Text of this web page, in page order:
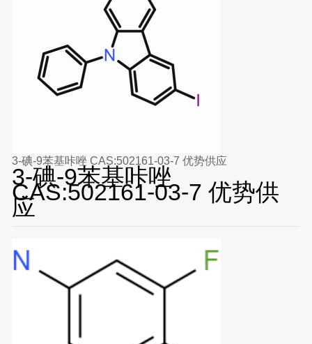
3-碘-9苯基咔唑 CAS:502161-03-7 优势供应
3-碘-9苯基咔唑
CAS:502161-03-7 优势供
应